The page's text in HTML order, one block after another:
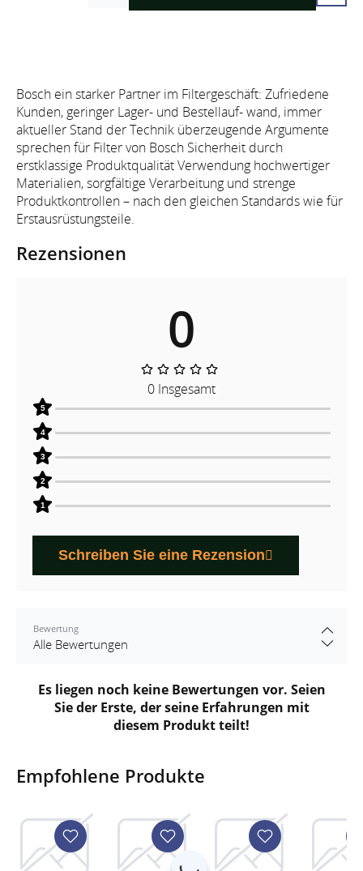
Bosch ein starker Partner im Filtergeschäft: Zufriedene
Kunden, geringer Lager- und Bestellauf- wand, immer
aktueller Stand der Technik überzeugende Argumente
sprechen für Filter von Bosch Sicherheit durch
erstklassige Produktqualität Verwendung hochwertiger
Materialien, sorgfältige Verarbeitung und strenge
Produktkontrollen – nach den gleichen Standards wie für
Erstausrüstungsteile.
Rezensionen
0
0 Insgesamt
5
4
3
2
1
Schreiben Sie eine Rezension
Bewertung
Es liegen noch keine Bewertungen vor. Seien
Sie der Erste, der seine Erfahrungen mit
diesem Produkt teilt!
Empfohlene Produkte